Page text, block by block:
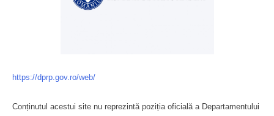
https://dprp.gov.ro/web/
Conținutul acestui site nu reprezintă poziția oficială a Departamentului